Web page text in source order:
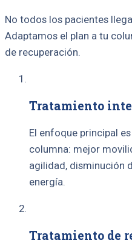
No todos los pacientes
Adaptamos el plan a tu
de recuperación.
Tratamiento
El enfoque principal
columna: mejor
agilidad, disminución
energía.
Tratamiento de